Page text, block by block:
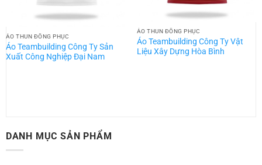
ÁO THUN ĐỒNG PHỤC
Áo Teambuilding Công Ty Sản
Xuất Công Nghiệp Đại Nam
ÁO THUN ĐỒNG PHỤC
Áo Teambuilding Công Ty Vật
Liệu Xây Dựng Hòa Bình
DANH MỤC SẢN PHẨM